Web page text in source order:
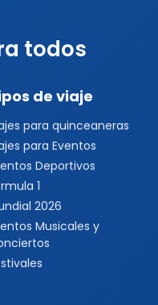
todos
de viaje
para quinceaneras
para Eventos
Deportivos
1
2026
Musicales y